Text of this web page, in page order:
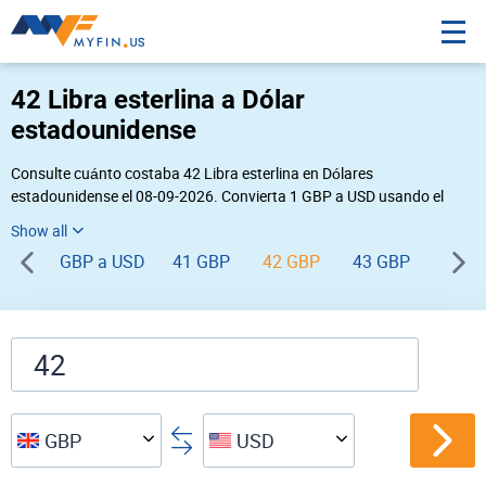
42 Libra esterlina a Dólar
estadounidense
Consulte cuánto costaba 42 Libra esterlina en Dólares
estadounidense el 08-09-2026. Convierta 1 GBP a USD usando el
inversa, vaya a «
GBP a USD 41 GBP 42 GBP 43 GBP 44
GBP USD